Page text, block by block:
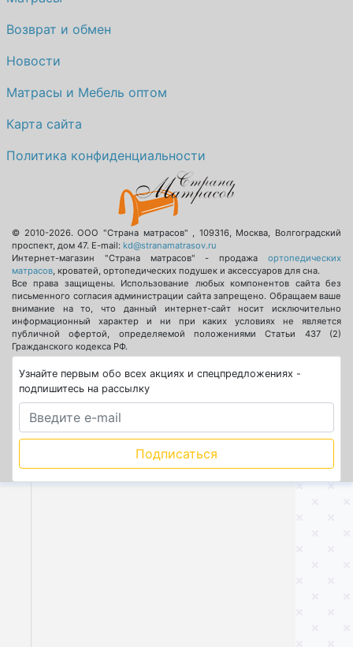
Возврат и обмен
Новости
Матрасы и Мебель оптом
Карта сайта
Политика конфиденциальности
© 2010-2026.ООО "Страна матрасов" , 109316, Москва, Волгоградский
проспект, дом 47. E-mail: kd@stranamatrasov.ru
Интернет-магазин "Страна матрасов" - продажа ортопедических
матрасов, кроватей, ортопедических подушек и аксессуаров для сна.
Все права защищены. Использование любых компонентов сайта без
письменного согласия администрации сайта запрещено. Обращаем ваше
внимание на то, что данный интернет-сайт носит исключительно
информационный характер и ни при каких условиях не является
публичной офертой, определяемой положениями Статьи 437 (2)
Гражданского кодекса РФ.
Узнайте первым обо всех акциях и спецпредложениях -
подпишитесь на рассылку